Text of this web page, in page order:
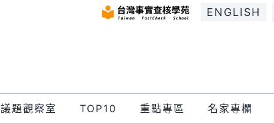
ENGLISH
議題觀察室 TOP10 重點專區 名家專欄